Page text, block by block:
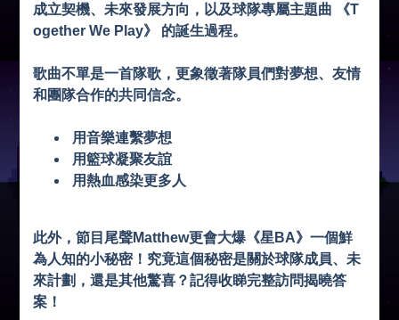
成立契機、未來發展方向，以及球隊專屬主題曲 《T
ogether We Play》 的誕生過程。
歌曲不單是一首隊歌，更象徵著隊員們對夢想、友情
和團隊合作的共同信念。
用音樂連繫夢想
用籃球凝聚友誼
用熱血感染更多人
此外，節目尾聲Matthew更會大爆《星BA》一個鮮
為人知的小秘密！究竟這個秘密是關於球隊成員、未
來計劃，還是其他驚喜？記得收睇完整訪問揭曉答
案！